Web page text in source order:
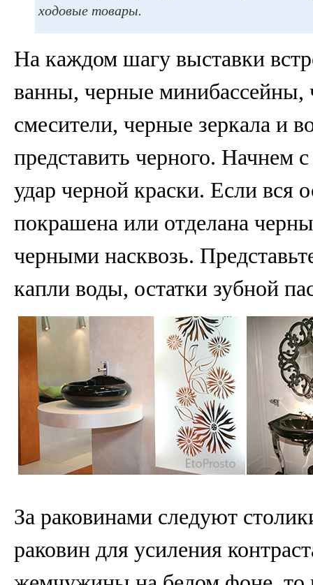
ходовые товары.
На каждом шагу выставки
ванны, черные минибассейны,
смесители, черные зеркала и
представить черного. Начнем
удар черной краски. Если вся
покрашена или отделана
черными насквозь.
капли воды, остатки зубной
За раковинами следуют
раковин для усиления